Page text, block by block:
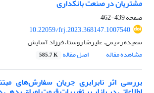
مشتریان در صنعت بانکداری
صفحه439-462
10.22059/frj.2023.368147.1007540
سعیده رحیمی، علیرضا روستا، فرزاد آسایش
مشاهده مقاله
اصل مقاله 585.7 K
بررسی اثر نابرابری جریان سفارش‌های